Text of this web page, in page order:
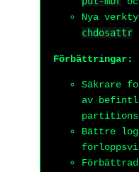
Nya
chdosattr
Förbättringar:
Säkrare
av
Bättre